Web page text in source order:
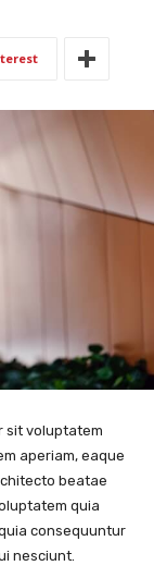
sit voluptatem
aperiam, eaque
beatae
quia
consequuntur
nesciunt.